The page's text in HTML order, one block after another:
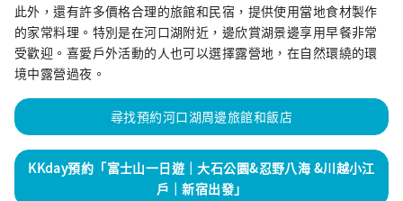
此外，還有許多價格合理的旅館和民宿，提供使用當地食材製作
的家常料理。特別是在河口湖附近，邊欣賞湖景邊享用早餐非常
受歡迎。喜愛戶外活動的人也可以選擇露營地，在自然環繞的環
境中露營過夜。
尋找預約河口湖周邊旅館和飯店
KKday預約「富士山一日遊｜大石公園&忍野八海 &川越小江
戶｜新宿出發」